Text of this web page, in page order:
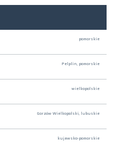
pomorskie
Pelplin, pomorskie
wielkopolskie
Gorzów Wielkopolski, lubuskie
kujawsko-pomorskie